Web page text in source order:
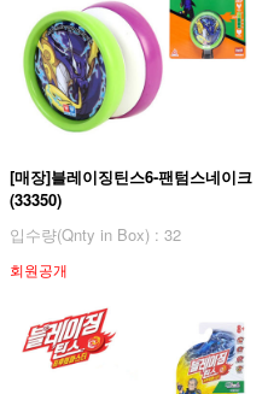
[매장]블레이징틴스6-팬텀스네이크
(33350)
입수량(Qnty in Box) : 32
회원공개